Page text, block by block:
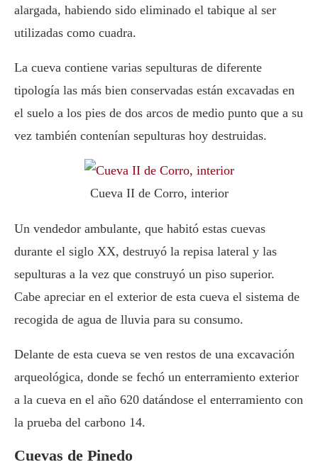
alargada, habiendo sido eliminado el tabique al ser
utilizadas como cuadra.
La cueva contiene varias sepulturas de diferente
tipología las más bien conservadas están excavadas en
el suelo a los pies de dos arcos de medio punto que a su
vez también contenían sepulturas hoy destruidas.
Cueva II de Corro, interior
Un vendedor ambulante, que habitó estas cuevas
durante el siglo XX, destruyó la repisa lateral y las
sepulturas a la vez que construyó un piso superior.
Cabe apreciar en el exterior de esta cueva el sistema de
recogida de agua de lluvia para su consumo.
Delante de esta cueva se ven restos de una excavación
arqueológica, donde se fechó un enterramiento exterior
a la cueva en el año 620 datándose el enterramiento con
la prueba del carbono 14.
Cuevas de Pinedo